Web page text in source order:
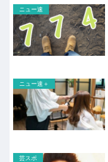
ニュー速
ニュー速＋
芸スポ